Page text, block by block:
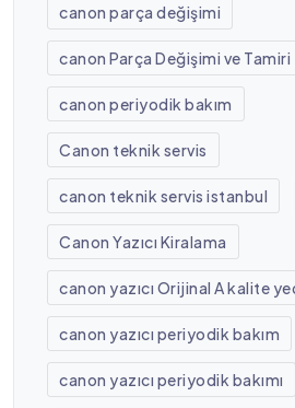
canon parça değişimi
canon Parça Değişimi ve Tamiri
canon periyodik bakım
Canon teknik servis
canon teknik servis istanbul
Canon Yazıcı Kiralama
canon yazıcı Orijinal A kalite
canon yazıcı periyodik bakım
canon yazıcı periyodik bakımı